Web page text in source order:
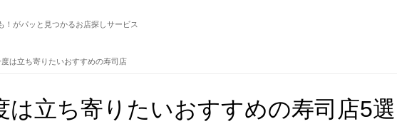
！がパッと見つかるお店探しサービス
度は立ち寄りたいおすすめの寿司店
は立ち寄りたいおすすめの寿司店5選